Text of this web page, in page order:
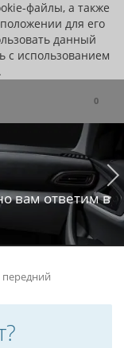
файлы, а также
для его
данный
с использованием
0
вам ответим в